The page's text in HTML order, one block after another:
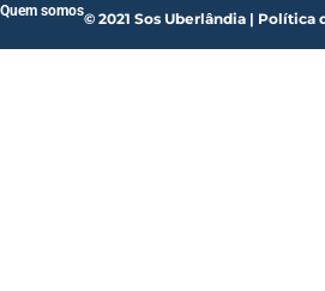
© 2021 Sos Uberlândia |
Quem somos